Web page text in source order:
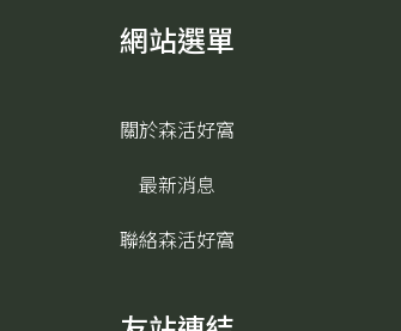
網站選單
關於森活好窩
最新消息
聯絡森活好窩